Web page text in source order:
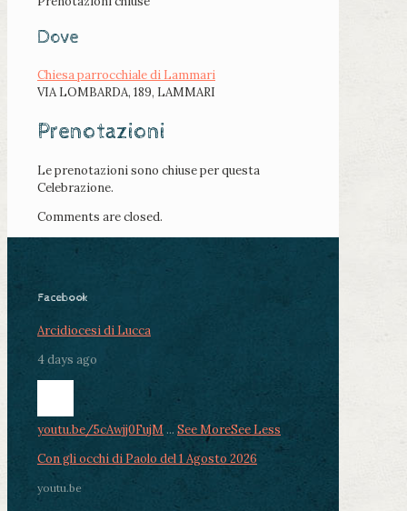
Dove
Chiesa parrocchiale di Lammari
VIA LOMBARDA, 189, LAMMARI
Prenotazioni
Le prenotazioni sono chiuse per questa
Celebrazione.
Comments are closed.
Facebook
Arcidiocesi di Lucca
4 days ago
youtu.be/5cAwjj0FujM ... See MoreSee Less
Con gli occhi di Paolo del 1 Agosto 2026
youtu.be